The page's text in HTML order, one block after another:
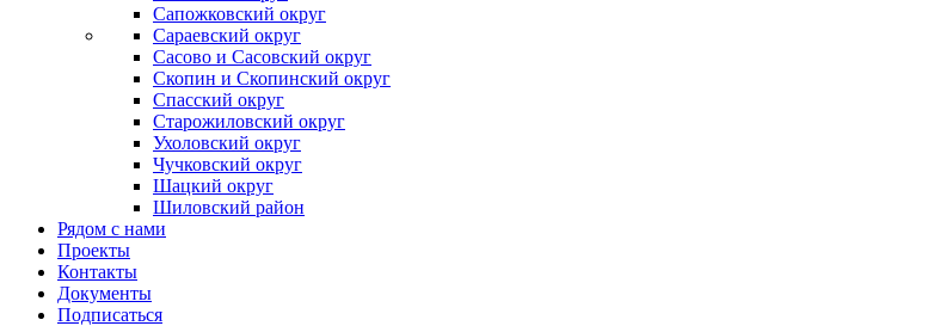
Сапожковский округ
Сараевский округ
Сасово и Сасовский округ
Скопин и Скопинский округ
Спасский округ
Старожиловский округ
Ухоловский округ
Чучковский округ
Шацкий округ
Шиловский район
Рядом с нами
Проекты
Контакты
Документы
Подписаться